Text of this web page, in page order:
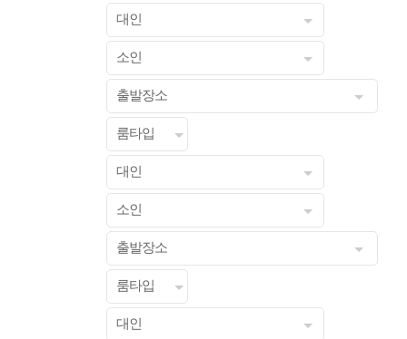
대인
소인
출발장소
룸타입
대인
소인
출발장소
룸타입
대인